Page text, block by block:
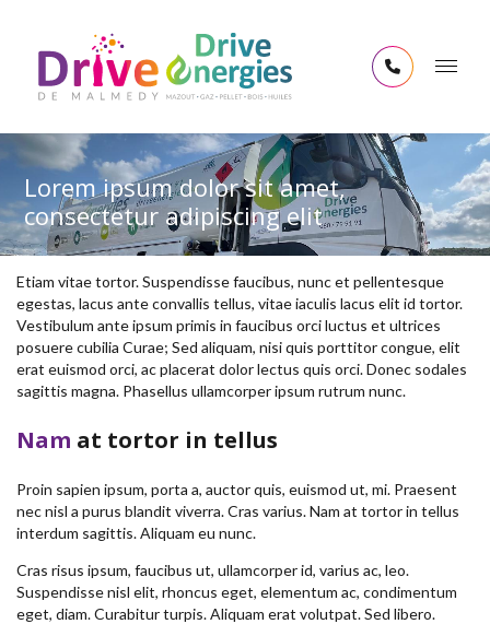
Lorem ipsum dolor sit amet,
consectetur adipiscing elit
Etiam vitae tortor. Suspendisse faucibus, nunc et pellentesque
egestas, lacus ante convallis tellus, vitae iaculis lacus elit id tortor.
Vestibulum ante ipsum primis in faucibus orci luctus et ultrices
posuere cubilia Curae; Sed aliquam, nisi quis porttitor congue, elit
erat euismod orci, ac placerat dolor lectus quis orci. Donec sodales
sagittis magna. Phasellus ullamcorper ipsum rutrum nunc.
Nam at tortor in tellus
Proin sapien ipsum, porta a, auctor quis, euismod ut, mi. Praesent
nec nisl a purus blandit viverra. Cras varius. Nam at tortor in tellus
interdum sagittis. Aliquam eu nunc.
Cras risus ipsum, faucibus ut, ullamcorper id, varius ac, leo.
Suspendisse nisl elit, rhoncus eget, elementum ac, condimentum
eget, diam. Curabitur turpis. Aliquam erat volutpat. Sed libero.